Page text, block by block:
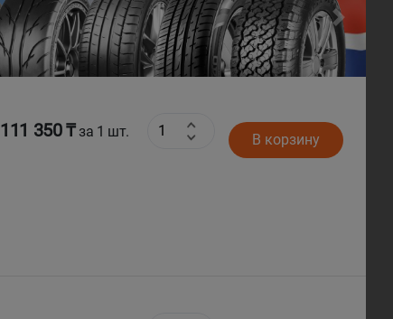
Next
111 350 ₸за 1 шт. В корзину